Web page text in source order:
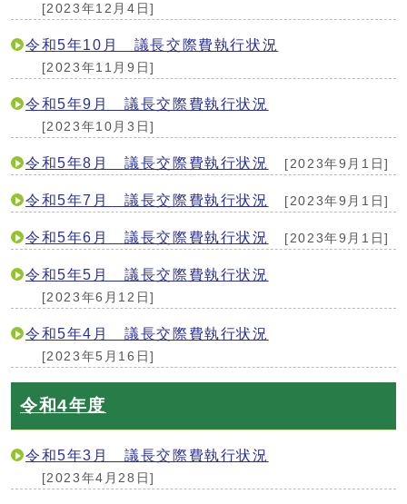
[2023年12月4日]
令和5年10月 議長交際費執行状況
[2023年11月9日]
令和5年9月 議長交際費執行状況
[2023年10月3日]
令和5年8月 議長交際費執行状況 [2023年9月1日]
令和5年7月 議長交際費執行状況 [2023年9月1日]
令和5年6月 議長交際費執行状況 [2023年9月1日]
令和5年5月 議長交際費執行状況
[2023年6月12日]
令和5年4月 議長交際費執行状況
[2023年5月16日]
令和4年度
令和5年3月 議長交際費執行状況
[2023年4月28日]